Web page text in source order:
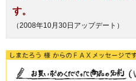
す。
（2008年10月30日アップデート）